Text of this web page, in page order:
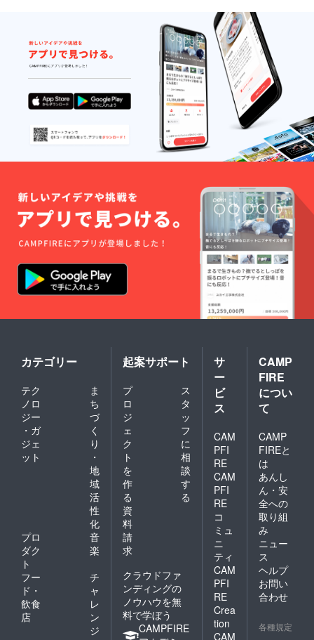
カテゴリー
テク
ノロ
ジー
・ガ
ジェ
ット
ま
ち
づ
く
り
・
地
域
活
性
化
プロ
ダク
ト
音
楽
フー
ド・
飲食
店
チ
ャ
レ
ン
ジ
起案サポート
プ
ロ
ジ
ェ
ク
ト
を
作
る
ス
タ
ッ
フ
に
相
談
す
る
資
料
請
求
クラウドファ
ンディングの
ノウハウを無
料で学ぼう
CAMPFIRE
サ
ー
ビ
ス
CAM
PFI
RE
CAM
PFI
RE
コ
ミュ
ニ
ティ
CAM
PFI
RE
Crea
tion
CAM
CAMP
FIRE
につい
て
CAMP
FIREと
は
あんし
ん・安
全への
取り組
み
ニュー
ス
ヘルプ
お問い
合わせ
各種規定